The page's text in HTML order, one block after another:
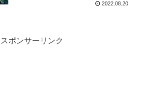
2022.08.20
スポンサーリンク